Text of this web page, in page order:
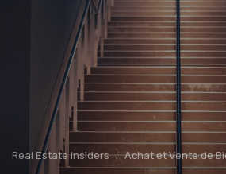
Real Estate Insiders Achat et Vente de